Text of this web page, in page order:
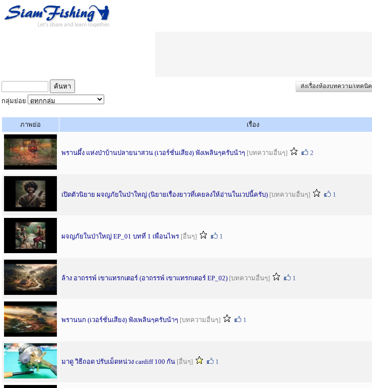
ส่งเรื่องห้องบทความ/เทคนิค
กลุ่มย่อย
ภาพย่อ
เรื่อง
พรานผึ้ง แห่งป่าบ้านปลายนาสวน (เวอร์ชั่นเสียง) ฟังเพลินๆครับน้าๆ [บทความอื่นๆ] 2
เปิดตัวนิยาย ผจญภัยในป่าใหญ่ (นิยายเรื่องยาวที่เคยลงให้อ่านในเวปนี้ครับ) [บทความอื่นๆ] 1
ผจญภัยในป่าใหญ่ EP_01 บทที่ 1 เพื่อนไพร [อื่นๆ] 1
ล้าง อาถรรพ์ เขาแทรกเตอร์ (อาถรรพ์ เขาแทรกเตอร์ EP_02) [บทความอื่นๆ] 1
พรานนก (เวอร์ชั่นเสียง) ฟังเพลินๆครับน้าๆ [บทความอื่นๆ] 1
มาดู วิธีถอด ปรับเม็ดหน่วง cardiff 100 กัน [อื่นๆ] 1